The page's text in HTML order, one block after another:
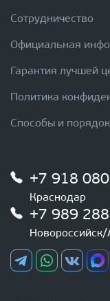
Сотрудничество
Официальная
Гарантия лучшей
Политика
Способы и
+7 918
Краснодар
+7 989
Новороссийск/